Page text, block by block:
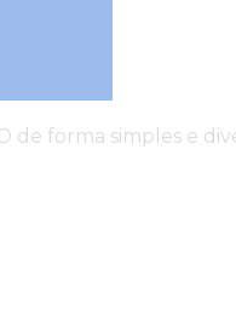
de forma simples e